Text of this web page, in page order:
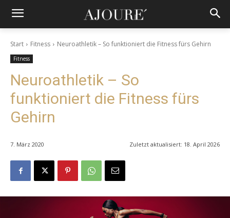
Start Fitness Neuroathletik – So funktioniert die Fitness fürs Gehirn
Fitness
Neuroathletik – So
funktioniert die Fitness fürs
Gehirn
7. März 2020 Zuletzt aktualisiert: 18. April 2026